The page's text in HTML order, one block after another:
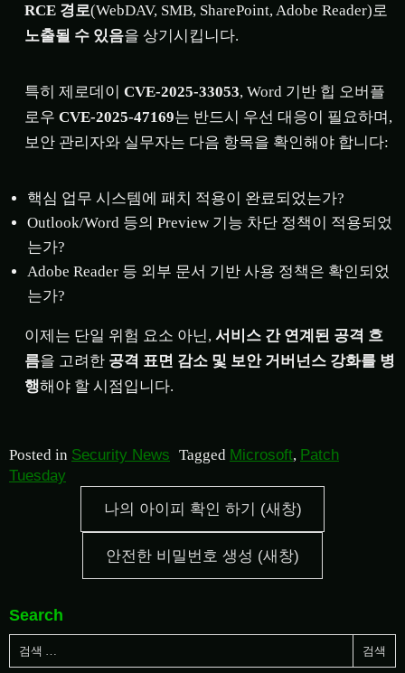
RCE 경로(WebDAV, SMB, SharePoint, Adobe Reader)로
노출될 수 있음을 상기시킵니다.
특히 제로데이 CVE-2025-33053, Word 기반 힙 오버플
로우 CVE-2025-47169는 반드시 우선 대응이 필요하며,
보안 관리자와 실무자는 다음 항목을 확인해야 합니다:
핵심 업무 시스템에 패치 적용이 완료되었는가?
Outlook/Word 등의 Preview 기능 차단 정책이 적용되었
는가?
Adobe Reader 등 외부 문서 기반 사용 정책은 확인되었
는가?
이제는 단일 위험 요소 아닌, 서비스 간 연계된 공격 흐
름을 고려한 공격 표면 감소 및 보안 거버넌스 강화를 병
행해야 할 시점입니다.
Posted in Security News Tagged Microsoft, Patch
Tuesday
나의 아이피 확인 하기 (새창)
안전한 비밀번호 생성 (새창)
Search